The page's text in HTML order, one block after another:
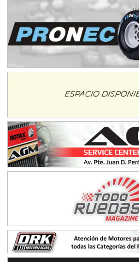
TUCUMANO - F5
Juan Navarro (Asfalto)
El Timbó (Tucumán)
COBERTURA ESPECIAL DE E-KART.COM.AR
Baradero (Buenos Aires)
Ciudad de Trenque Lauquen (Asfalto)
Trenque Lauquen (Buenos Aires)
ENTRERRIANO - F6 (POSTERGADA)
Parque de la Velocidad (Asfalto)
Villaguay (Entre Ríos)
PATAGONICO - F6
Moto Club Reginense (Tierra)
Gral. E. Godoy (Río Negro)